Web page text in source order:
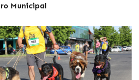
Municipal